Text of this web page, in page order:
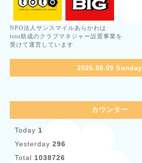
NPO法人サンスマイルあらかわは
toto助成のクラブマネジャー設置事業を
受けて運営しています
2026.08.09 Sunday
カウンター
Today 1
Yesterday 296
Total 1038726